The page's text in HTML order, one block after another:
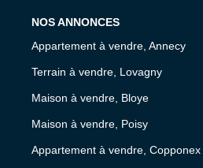
NOS ANNONCES
Appartement à vendre, Annecy
Terrain à vendre, Lovagny
Maison à vendre, Bloye
Maison à vendre, Poisy
Appartement à vendre, Copponex